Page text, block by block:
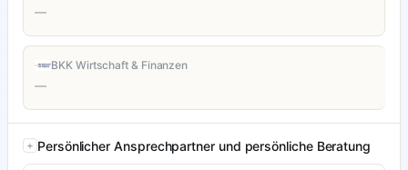
—
BKK Wirtschaft & Finanzen
—
Persönlicher Ansprechpartner und persönliche Beratung